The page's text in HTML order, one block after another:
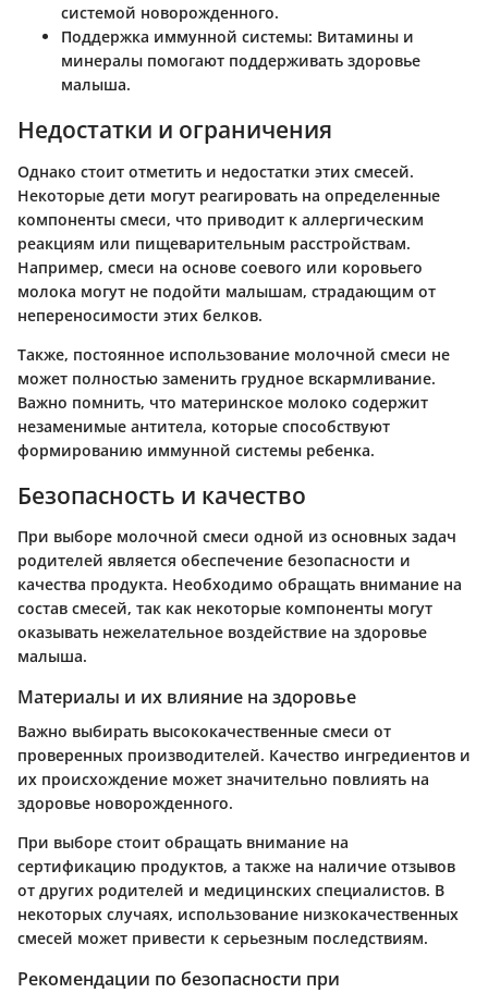
системой новорожденного.
Поддержка иммунной системы: Витамины и
минералы помогают поддерживать здоровье
малыша.
Недостатки и ограничения
Однако стоит отметить и недостатки этих смесей.
Некоторые дети могут реагировать на определенные
компоненты смеси, что приводит к аллергическим
реакциям или пищеварительным расстройствам.
Например, смеси на основе соевого или коровьего
молока могут не подойти малышам, страдающим от
непереносимости этих белков.
Также, постоянное использование молочной смеси не
может полностью заменить грудное вскармливание.
Важно помнить, что материнское молоко содержит
незаменимые антитела, которые способствуют
формированию иммунной системы ребенка.
Безопасность и качество
При выборе молочной смеси одной из основных задач
родителей является обеспечение безопасности и
качества продукта. Необходимо обращать внимание на
состав смесей, так как некоторые компоненты могут
оказывать нежелательное воздействие на здоровье
малыша.
Материалы и их влияние на здоровье
Важно выбирать высококачественные смеси от
проверенных производителей. Качество ингредиентов и
их происхождение может значительно повлиять на
здоровье новорожденного.
При выборе стоит обращать внимание на
сертификацию продуктов, а также на наличие отзывов
от других родителей и медицинских специалистов. В
некоторых случаях, использование низкокачественных
смесей может привести к серьезным последствиям.
Рекомендации по безопасности при